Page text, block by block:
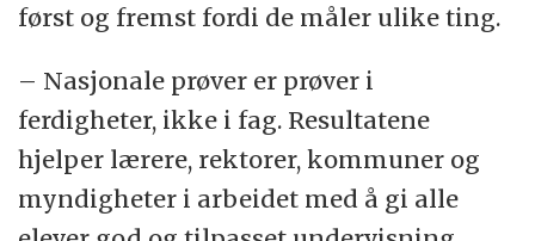
først og fremst fordi de måler ulike ting.
– Nasjonale prøver er prøver i
ferdigheter, ikke i fag. Resultatene
hjelper lærere, rektorer, kommuner og
myndigheter i arbeidet med å gi alle